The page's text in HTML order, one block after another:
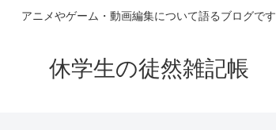
アニメやゲーム・動画編集について語るブログです
休学生の徒然雑記帳